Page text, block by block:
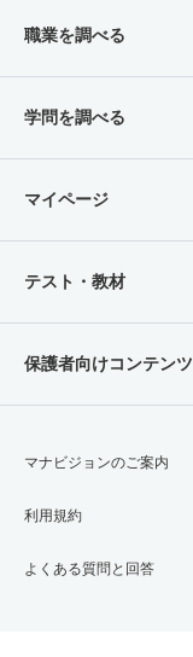
職業を調べる
学問を調べる
マイページ
テスト・教材
保護者向けコンテンツ
マナビジョンのご案内
利用規約
よくある質問と回答